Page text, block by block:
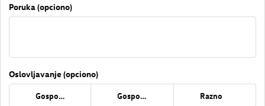
Poruka (opciono)
Oslovljavanje (opciono)
Gospođa Gospodin Razno